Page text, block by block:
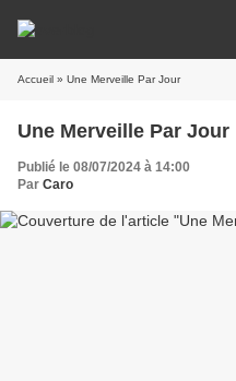
Accueil » Une Merveille Par Jour
Une Merveille Par Jour
Publié le 08/07/2024 à 14:00
Par Caro